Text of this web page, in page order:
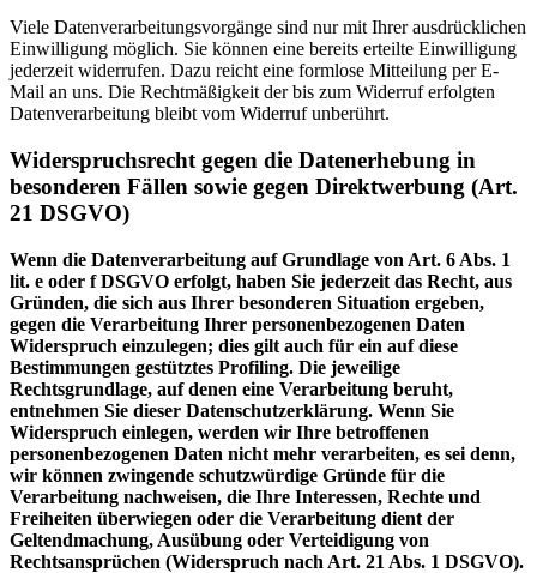
Viele Datenverarbeitungsvorgänge sind nur mit Ihrer ausdrücklichen
Einwilligung möglich. Sie können eine bereits erteilte Einwilligung
jederzeit widerrufen. Dazu reicht eine formlose Mitteilung per E-
Mail an uns. Die Rechtmäßigkeit der bis zum Widerruf erfolgten
Datenverarbeitung bleibt vom Widerruf unberührt.
Widerspruchsrecht gegen die Datenerhebung in
besonderen Fällen sowie gegen Direktwerbung (Art.
21 DSGVO)
Wenn die Datenverarbeitung auf Grundlage von Art. 6 Abs. 1
lit. e oder f DSGVO erfolgt, haben Sie jederzeit das Recht, aus
Gründen, die sich aus Ihrer besonderen Situation ergeben,
gegen die Verarbeitung Ihrer personenbezogenen Daten
Widerspruch einzulegen; dies gilt auch für ein auf diese
Bestimmungen gestütztes Profiling. Die jeweilige
Rechtsgrundlage, auf denen eine Verarbeitung beruht,
entnehmen Sie dieser Datenschutzerklärung. Wenn Sie
Widerspruch einlegen, werden wir Ihre betroffenen
personenbezogenen Daten nicht mehr verarbeiten, es sei denn,
wir können zwingende schutzwürdige Gründe für die
Verarbeitung nachweisen, die Ihre Interessen, Rechte und
Freiheiten überwiegen oder die Verarbeitung dient der
Geltendmachung, Ausübung oder Verteidigung von
Rechtsansprüchen (Widerspruch nach Art. 21 Abs. 1 DSGVO).